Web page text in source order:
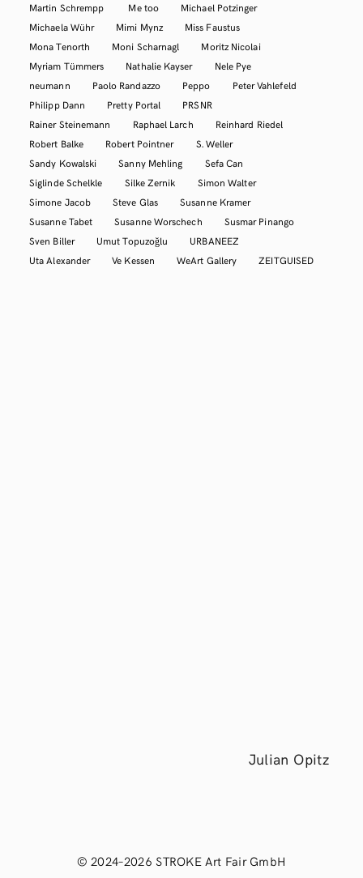
Martin Schrempp
Me too
Michael Potzinger
Michaela Wühr
Mimi Mynz
Miss Faustus
Mona Tenorth
Moni Scharnagl
Moritz Nicolai
Myriam Tümmers
Nathalie Kayser
Nele Pye
neumann
Paolo Randazzo Peppo
Peter Vahlefeld
Philipp Dann
Pretty Portal
PRSNR
Rainer Steinemann
Raphael Larch
Reinhard Riedel
Robert Balke
Robert Pointner
S. Weller
Sandy Kowalski
Sanny Mehling
Sefa Can
Siglinde Schelkle
Silke Zernik
Simon Walter
Simone Jacob
Steve Glas
Susanne Kramer
Susanne Tabet
Susanne Worschech
Susmar Pinango
Sven Biller
Umut Topuzoğlu
URBANEEZ
Uta Alexander
Ve Kessen WeArt Gallery ZEITGUISED
Julian Opitz
© 2024–2026 STROKE Art Fair GmbH